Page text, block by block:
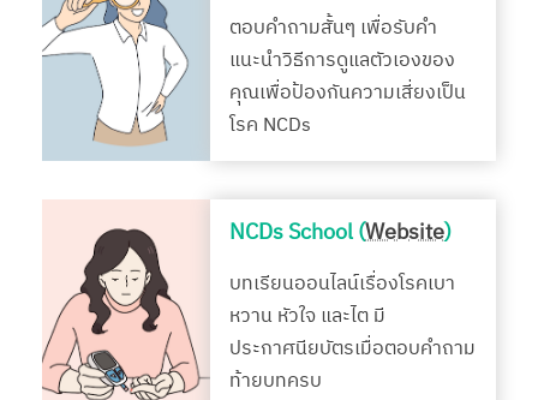
ตอบคำถามสั้นๆ เพื่อรับคำ
แนะนำวิธีการดูแลตัวเองของ
คุณเพื่อป้องกันความเสี่ยงเป็น
โรค NCDs
NCDs School (Website)
บทเรียนออนไลน์เรื่องโรคเบา
หวาน หัวใจ และไต มี
ประกาศนียบัตรเมื่อตอบคำถาม
ท้ายบทครบ